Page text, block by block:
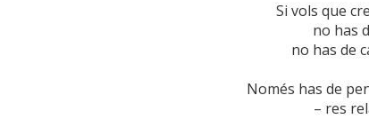
Si vols que
no has
no has de
Només has de
– res